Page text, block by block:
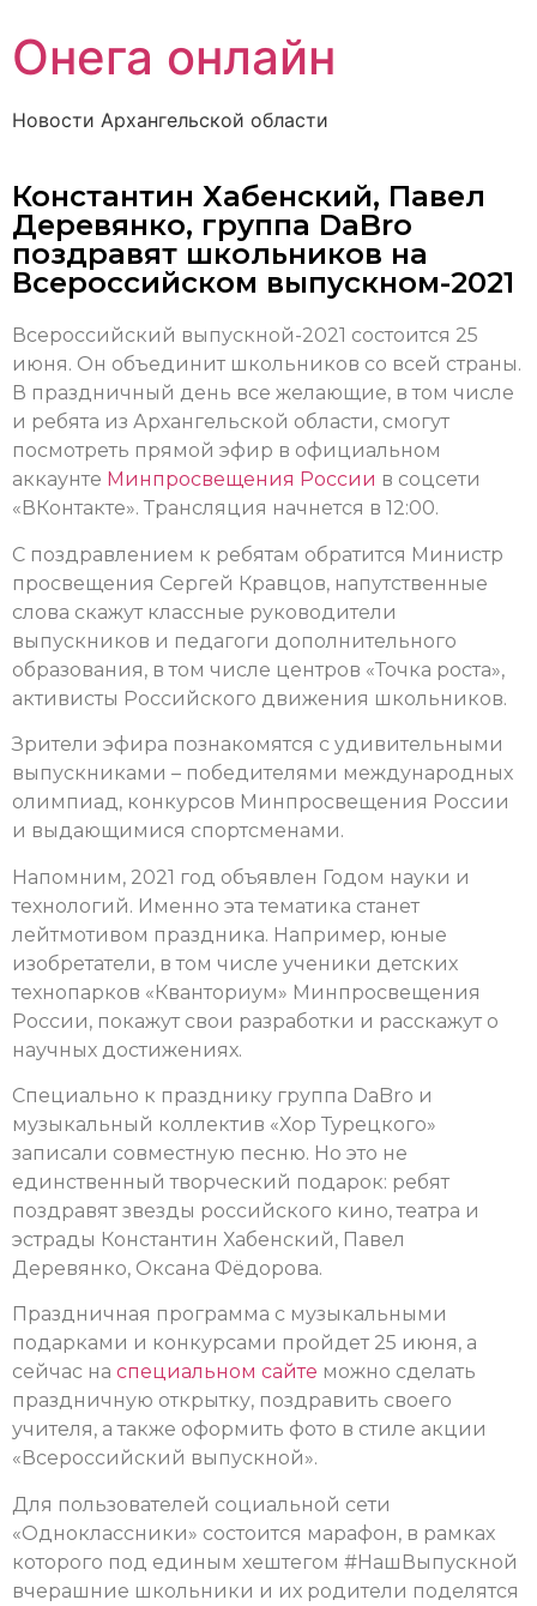
Онега онлайн
Новости Архангельской области
Константин Хабенский, Павел
Деревянко, группа DaBro
поздравят школьников на
Всероссийском выпускном-2021
Всероссийский выпускной-2021 состоится 25
июня. Он объединит школьников со всей страны.
В праздничный день все желающие, в том числе
и ребята из Архангельской области, смогут
посмотреть прямой эфир в официальном
аккаунте Минпросвещения России в соцсети
«ВКонтакте». Трансляция начнется в 12:00.
С поздравлением к ребятам обратится Министр
просвещения Сергей Кравцов, напутственные
слова скажут классные руководители
выпускников и педагоги дополнительного
образования, в том числе центров «Точка роста»,
активисты Российского движения школьников.
Зрители эфира познакомятся с удивительными
выпускниками – победителями международных
олимпиад, конкурсов Минпросвещения России
и выдающимися спортсменами.
Напомним, 2021 год объявлен Годом науки и
технологий. Именно эта тематика станет
лейтмотивом праздника. Например, юные
изобретатели, в том числе ученики детских
технопарков «Кванториум» Минпросвещения
России, покажут свои разработки и расскажут о
научных достижениях.
Специально к празднику группа DaBro и
музыкальный коллектив «Хор Турецкого»
записали совместную песню. Но это не
единственный творческий подарок: ребят
поздравят звезды российского кино, театра и
эстрады Константин Хабенский, Павел
Деревянко, Оксана Фёдорова.
Праздничная программа с музыкальными
подарками и конкурсами пройдет 25 июня, а
сейчас на специальном сайте можно сделать
праздничную открытку, поздравить своего
учителя, а также оформить фото в стиле акции
«Всероссийский выпускной».
Для пользователей социальной сети
«Одноклассники» состоится марафон, в рамках
которого под единым хештегом #НашВыпускной
вчерашние школьники и их родители поделятся